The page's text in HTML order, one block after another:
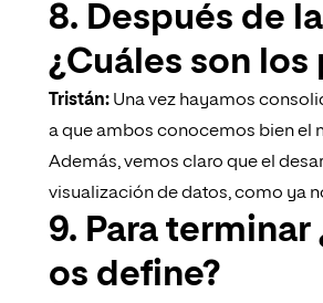
8. Después de
¿Cuáles son
Tristán: Una vez hayamos
a que ambos conocemos bien el
Además, vemos claro que el
visualización de datos, como ya
9. Para
os define?